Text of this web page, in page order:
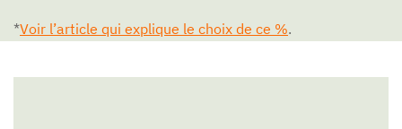
*Voir l’article qui explique le choix de ce %.